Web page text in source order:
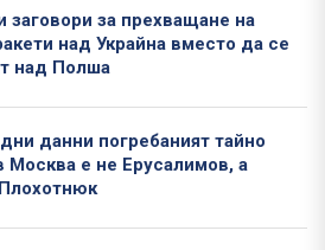
заговори за прехващане на
над Украйна вместо да се
над Полша
данни погребаният тайно
Москва е не Ерусалимов, а